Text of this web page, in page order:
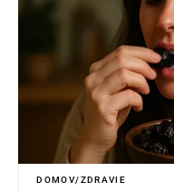
DOMOV/ZDRAVIE